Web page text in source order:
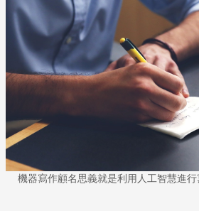
機器寫作顧名思義就是利用人工智慧進行